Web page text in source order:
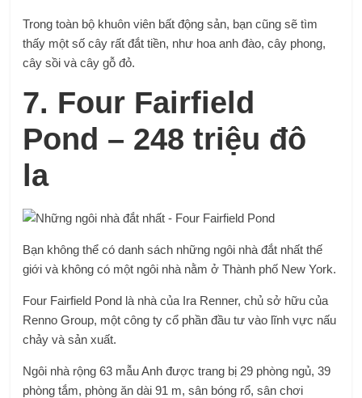
Trong toàn bộ khuôn viên bất động sản, bạn cũng sẽ tìm
thấy một số cây rất đắt tiền, như hoa anh đào, cây phong,
cây sồi và cây gỗ đỏ.
7. Four Fairfield
Pond – 248 triệu đô
la
Bạn không thể có danh sách những ngôi nhà đắt nhất thế
giới và không có một ngôi nhà nằm ở Thành phố New York.
Four Fairfield Pond là nhà của Ira Renner, chủ sở hữu của
Renno Group, một công ty cổ phần đầu tư vào lĩnh vực nấu
chảy và sản xuất.
Ngôi nhà rộng 63 mẫu Anh được trang bị 29 phòng ngủ, 39
phòng tắm, phòng ăn dài 91 m, sân bóng rổ, sân chơi